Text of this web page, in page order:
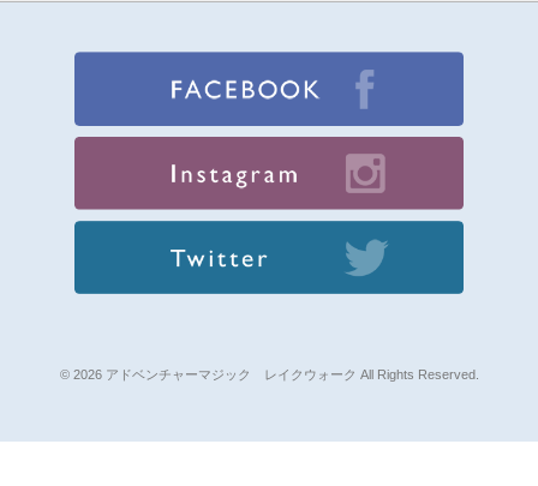
© 2026 アドベンチャーマジック レイクウォーク All Rights Reserved.